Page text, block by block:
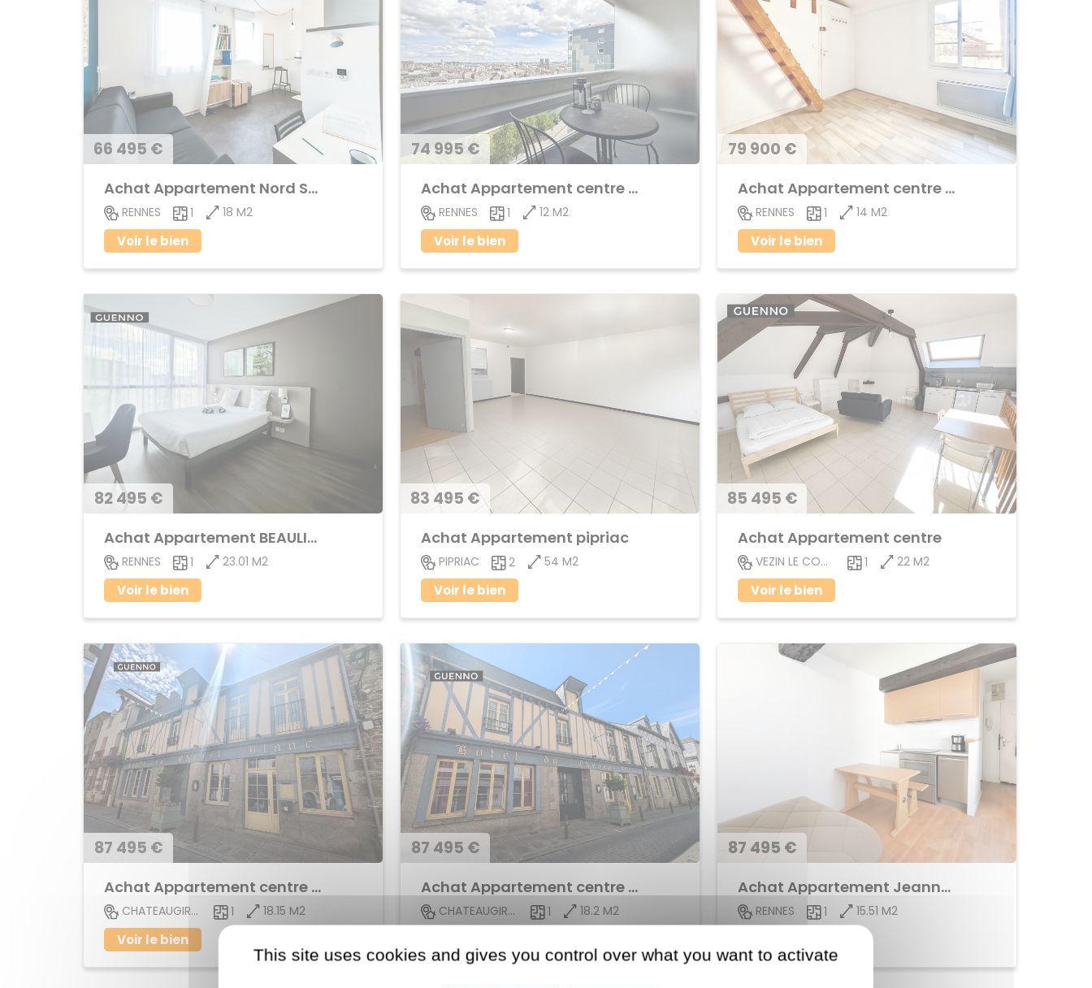
66 495 €
Achat Appartement Nord Saint-Martin
RENNES 1 18 M2
Voir le bien
74 995 €
Achat Appartement centre ville
RENNES 1 12 M2
Voir le bien
79 900 €
Achat Appartement centre ville
RENNES 1 14 M2
Voir le bien
82 495 €
Achat Appartement BEAULIEU
RENNES 1 23.01 M2
Voir le bien
83 495 €
Achat Appartement pipriac
PIPRIAC 2 54 M2
Voir le bien
85 495 €
Achat Appartement centre
VEZIN LE COQUET 1 22 M2
Voir le bien
87 495 €
Achat Appartement centre ville
CHATEAUGIRON 1 18.15 M2
Voir le bien
87 495 €
Achat Appartement centre ville
CHATEAUGIRON 1 18.2 M2
87 495 €
Achat Appartement Jeanne d'Arc
RENNES 1 15.51 M2
This site uses cookies and gives you control over what you want to activate